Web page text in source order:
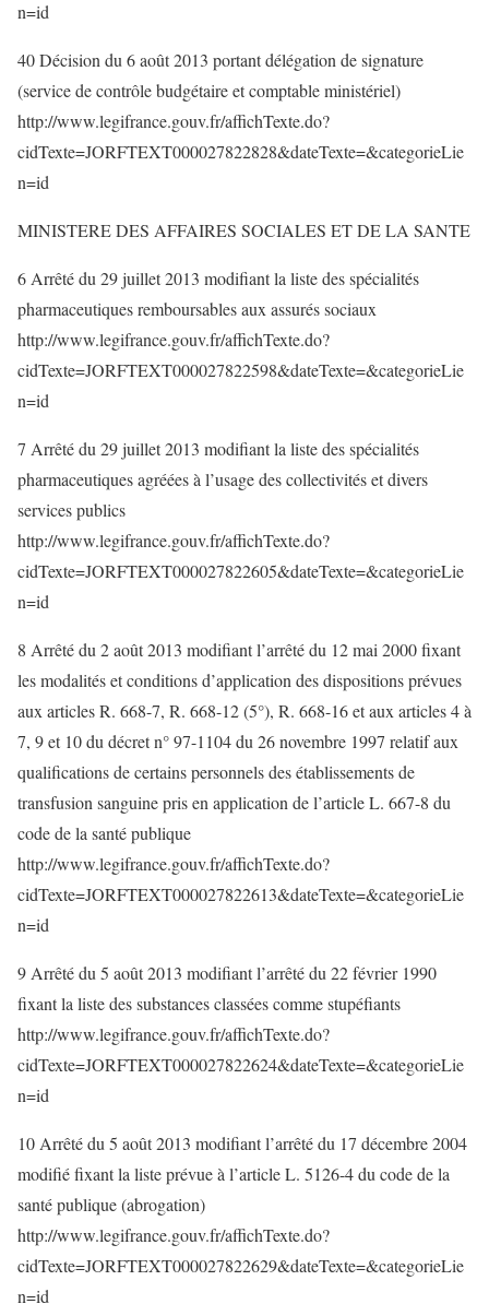
n=id
40 Décision du 6 août 2013 portant délégation de signature
(service de contrôle budgétaire et comptable ministériel)
http://www.legifrance.gouv.fr/affichTexte.do?
cidTexte=JORFTEXT000027822828&dateTexte=&categorieLie
n=id
MINISTERE DES AFFAIRES SOCIALES ET DE LA SANTE
6 Arrêté du 29 juillet 2013 modifiant la liste des spécialités
pharmaceutiques remboursables aux assurés sociaux
http://www.legifrance.gouv.fr/affichTexte.do?
cidTexte=JORFTEXT000027822598&dateTexte=&categorieLie
n=id
7 Arrêté du 29 juillet 2013 modifiant la liste des spécialités
pharmaceutiques agréées à l’usage des collectivités et divers
services publics
http://www.legifrance.gouv.fr/affichTexte.do?
cidTexte=JORFTEXT000027822605&dateTexte=&categorieLie
n=id
8 Arrêté du 2 août 2013 modifiant l’arrêté du 12 mai 2000 fixant
les modalités et conditions d’application des dispositions prévues
aux articles R. 668-7, R. 668-12 (5°), R. 668-16 et aux articles 4 à
7, 9 et 10 du décret n° 97-1104 du 26 novembre 1997 relatif aux
qualifications de certains personnels des établissements de
transfusion sanguine pris en application de l’article L. 667-8 du
code de la santé publique
http://www.legifrance.gouv.fr/affichTexte.do?
cidTexte=JORFTEXT000027822613&dateTexte=&categorieLie
n=id
9 Arrêté du 5 août 2013 modifiant l’arrêté du 22 février 1990
fixant la liste des substances classées comme stupéfiants
http://www.legifrance.gouv.fr/affichTexte.do?
cidTexte=JORFTEXT000027822624&dateTexte=&categorieLie
n=id
10 Arrêté du 5 août 2013 modifiant l’arrêté du 17 décembre 2004
modifié fixant la liste prévue à l’article L. 5126-4 du code de la
santé publique (abrogation)
http://www.legifrance.gouv.fr/affichTexte.do?
cidTexte=JORFTEXT000027822629&dateTexte=&categorieLie
n=id